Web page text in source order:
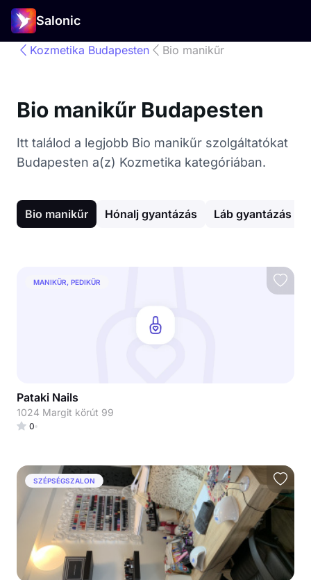
Salonic
Kozmetika Budapesten Bio manikűr
Bio manikűr Budapesten
Itt találod a legjobb Bio manikűr szolgáltatókat
Budapesten a(z) Kozmetika kategóriában.
Bio manikűr Hónalj gyantázás Láb gyantázás
MANIKŰR, PEDIKŰR
Pataki Nails
1024 Margit körút 99
0
SZÉPSÉGSZALON